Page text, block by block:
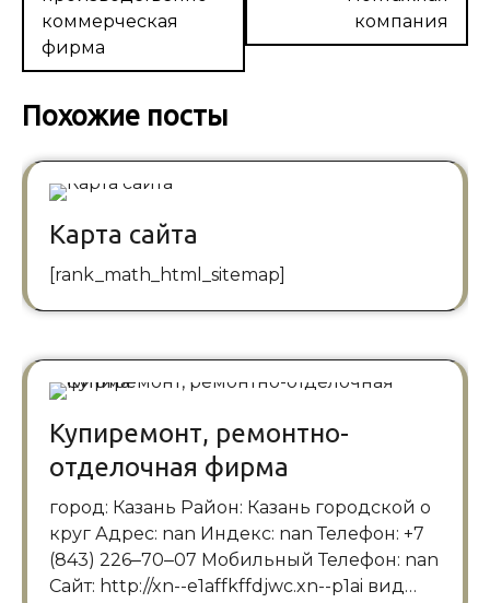
коммерческая
фирма
компания
Похожие посты
Карта сайта
[rank_math_html_sitemap]
Купиремонт, ремонтно-
отделочная фирма
город: Казань Район: Казань городской о
круг Адрес: nan Индекс: nan Телефон: +7
(843) 226‒70‒07 Мобильный Телефон: nan
Сайт: http://xn--e1affkffdjwc.xn--p1ai вид…